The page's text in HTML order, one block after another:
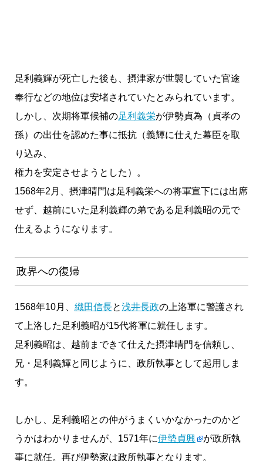
足利義輝が死亡した後も、摂津家が世襲していた官途
奉行などの地位は安堵されていたとみられています。
しかし、次期将軍候補の足利義栄が伊勢貞為（貞孝の
孫）の出仕を認めた事に抵抗（義輝に仕えた幕臣を取
り込み、
権力を安定させようとした）。
1568年2月、摂津晴門は足利義栄への将軍宣下には出席
せず、越前にいた足利義輝の弟である足利義昭の元で
仕えるようになります。
政界への復帰
1568年10月、 織田信長と浅井長政の上洛軍に警護され
て上洛した足利義昭が15代将軍に就任します。
足利義昭は、越前まできて仕えた摂津晴門を信頼し、
兄・足利義輝と同じように、政所執事として起用しま
す。
しかし、足利義昭との仲がうまくいかなかったのかど
うかはわかりませんが、1571年に伊勢貞興
が政所執
事に就任。再び伊勢家は政所執事となります。